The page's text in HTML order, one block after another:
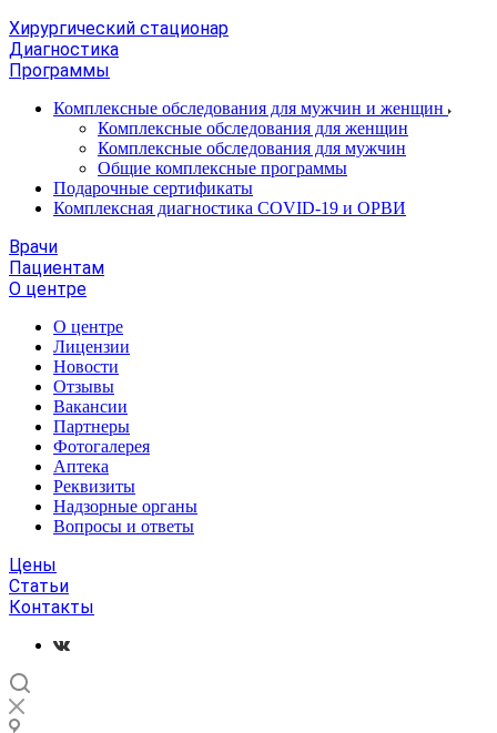
Хирургический стационар
Диагностика
Программы
Комплексные обследования для мужчин и женщин
Комплексные обследования для женщин
Комплексные обследования для мужчин
Общие комплексные программы
Подарочные сертификаты
Комплексная диагностика COVID-19 и ОРВИ
Врачи
Пациентам
О центре
О центре
Лицензии
Новости
Отзывы
Вакансии
Партнеры
Фотогалерея
Аптека
Реквизиты
Надзорные органы
Вопросы и ответы
Цены
Статьи
Контакты